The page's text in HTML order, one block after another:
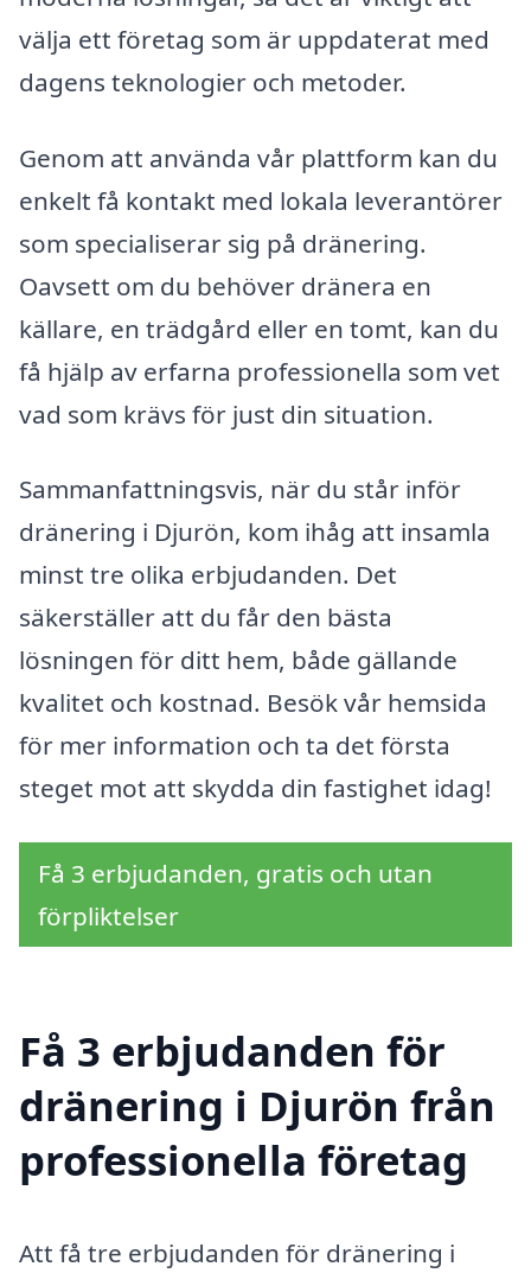
välja ett företag som är uppdaterat med
dagens teknologier och metoder.
Genom att använda vår plattform kan du
enkelt få kontakt med lokala leverantörer
som specialiserar sig på dränering.
Oavsett om du behöver dränera en
källare, en trädgård eller en tomt, kan du
få hjälp av erfarna professionella som vet
vad som krävs för just din situation.
Sammanfattningsvis, när du står inför
dränering i Djurön, kom ihåg att insamla
minst tre olika erbjudanden. Det
säkerställer att du får den bästa
lösningen för ditt hem, både gällande
kvalitet och kostnad. Besök vår hemsida
för mer information och ta det första
steget mot att skydda din fastighet idag!
Få 3 erbjudanden, gratis och utan
förpliktelser
Få 3 erbjudanden för
dränering i Djurön från
professionella företag
Att få tre erbjudanden för dränering i